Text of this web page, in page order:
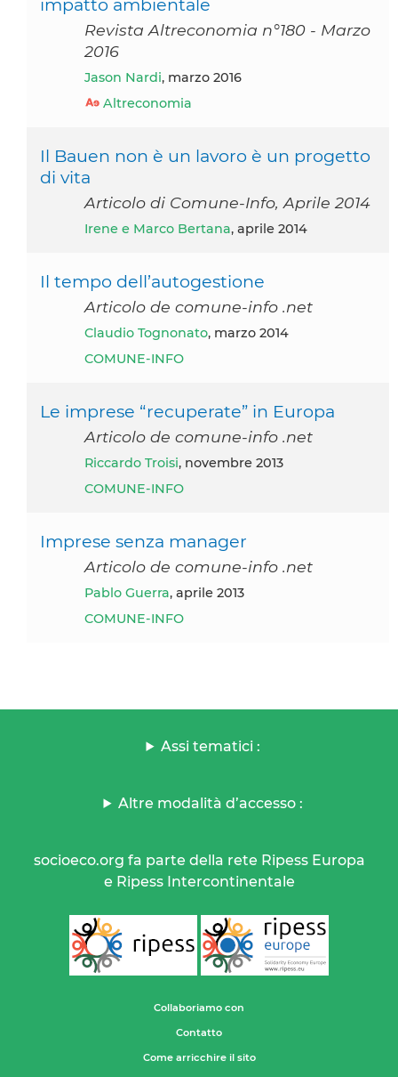
impatto ambientale
Revista Altreconomia n°180 - Marzo
2016
Jason Nardi, marzo 2016
Altreconomia
Il Bauen non è un lavoro è un progetto
di vita
Articolo di Comune-Info, Aprile 2014
Irene e Marco Bertana, aprile 2014
Il tempo dell’autogestione
Articolo de comune-info .net
Claudio Tognonato, marzo 2014
COMUNE-INFO
Le imprese “recuperate” in Europa
Articolo de comune-info .net
Riccardo Troisi, novembre 2013
COMUNE-INFO
Imprese senza manager
Articolo de comune-info .net
Pablo Guerra, aprile 2013
COMUNE-INFO
Assi tematici :
Altre modalità d’accesso :
socioeco.org fa parte della rete Ripess Europa
e Ripess Intercontinentale
Collaboriamo con
Contatto
Come arricchire il sito